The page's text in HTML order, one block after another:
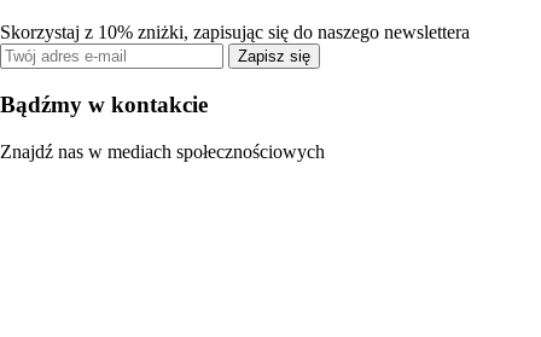
Skorzystaj z 10% zniżki, zapisując się do naszego newslettera
Zapisz się
Bądźmy w kontakcie
Znajdź nas w mediach społecznościowych